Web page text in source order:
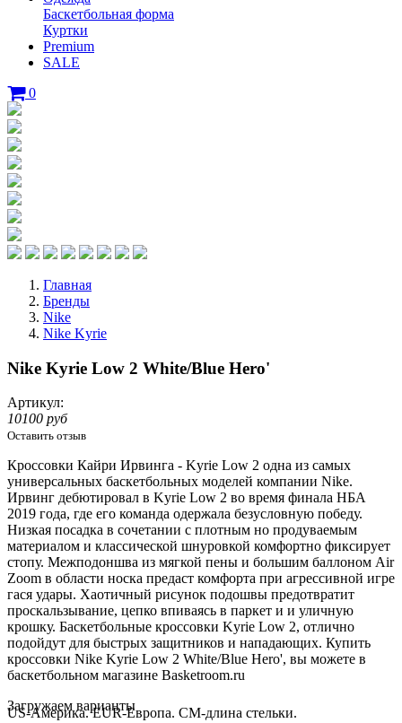
Баскетбольная форма
Куртки
Premium
SALE
0
Главная
Бренды
Nike
Nike Kyrie
Nike Kyrie Low 2 White/Blue Hero'
Артикул:
10100 руб
Оставить отзыв
Кроссовки Кайри Ирвинга - Kyrie Low 2 одна из самых
универсальных баскетбольных моделей компании Nike.
Ирвинг дебютировал в Kyrie Low 2 во время финала НБА
2019 года, где его команда одержала безусловную победу.
Низкая посадка в сочетании с плотным но продуваемым
материалом и классической шнуровкой комфортно фиксирует
стопу. Межподоншва из мягкой пены и большим баллоном Air
Zoom в области носка предаст комфорта при агрессивной игре
гася удары. Хаотичный рисунок подошвы предотвратит
проскальзывание, цепко впиваясь в паркет и и уличную
крошку. Баскетбольные кроссовки Kyrie Low 2, отлично
подойдут для быстрых защитников и нападающих. Купить
кроссовки Nike Kyrie Low 2 White/Blue Hero', вы можете в
баскетбольном магазине Basketroom.ru
Loading...
Загружаем варианты
US-Америка. EUR-Европа. CM-длина стельки.